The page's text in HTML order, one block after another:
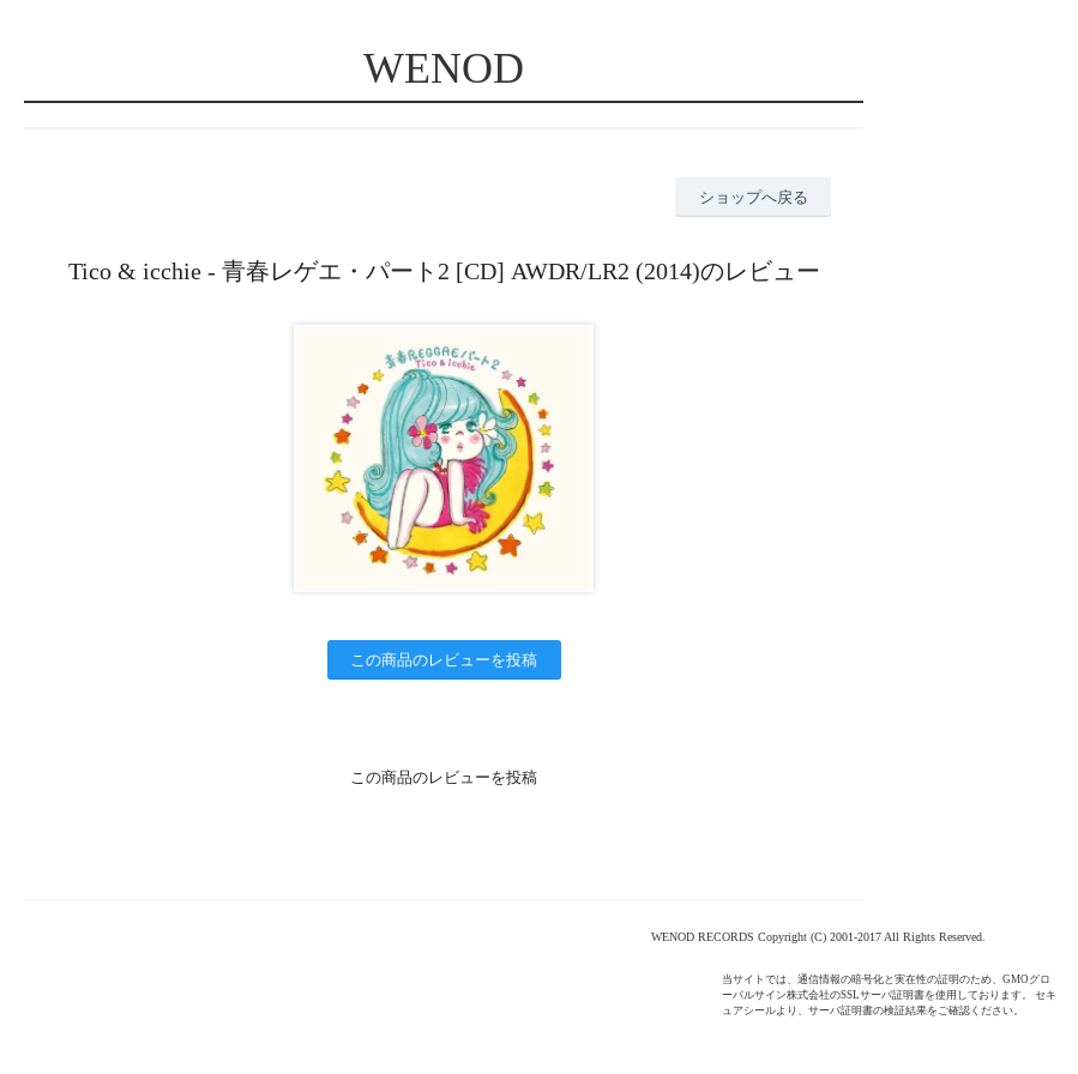
WENOD
ショップへ戻る
Tico & icchie - 青春レゲエ・パート2 [CD] AWDR/LR2 (2014)のレビュー
この商品のレビューを投稿
この商品のレビューを投稿
WENOD RECORDS Copyright (C) 2001-2017 All Rights Reserved.
当サイトでは、通信情報の暗号化と実在性の証明のため、GMOグロ
ーバルサイン株式会社のSSLサーバ証明書を使用しております。 セキ
ュアシールより、サーバ証明書の検証結果をご確認ください。